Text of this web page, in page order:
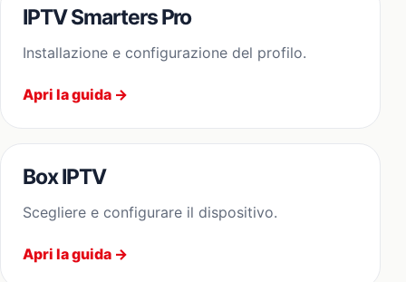
IPTV Smarters Pro
Installazione e configurazione del profilo.
Apri la guida →
Box IPTV
Scegliere e configurare il dispositivo.
Apri la guida →